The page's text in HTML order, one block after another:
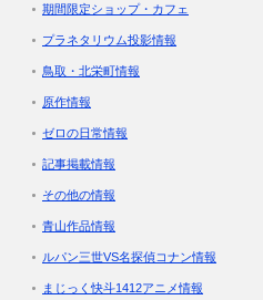
期間限定ショップ・カフェ
プラネタリウム投影情報
鳥取・北栄町情報
原作情報
ゼロの日常情報
記事掲載情報
その他の情報
青山作品情報
ルパン三世VS名探偵コナン情報
まじっく快斗1412アニメ情報